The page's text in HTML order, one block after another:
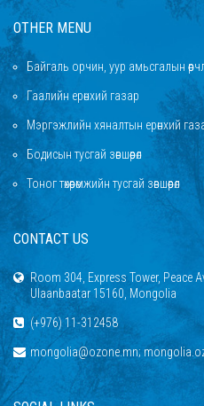
OTHER MENU
Байгаль орчин, уур амьсгалын
Гаалийн ерөнхий газар
Мэргэжлийн хяналтын ерөнхий
Бодисын тусгай зөвшөөрөл
Тоног төхөөрөмжийн тусгай зөвшөөрөл
CONTACT US
Room 304, Express Tower, Peace
Ulaanbaatar 15160, Mongolia
(+976) 11-312458
mongolia@ozone.mn;